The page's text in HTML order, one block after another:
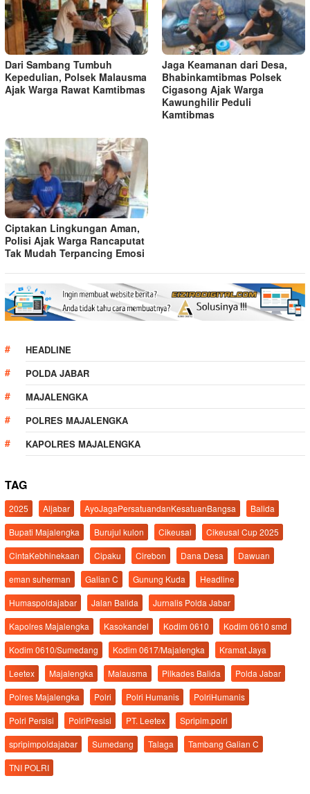
Dari Sambang Tumbuh
Kepedulian, Polsek Malausma
Ajak Warga Rawat Kamtibmas
Jaga Keamanan dari Desa,
Bhabinkamtibmas Polsek
Cigasong Ajak Warga
Kawunghilir Peduli
Kamtibmas
Ciptakan Lingkungan Aman,
Polisi Ajak Warga Rancaputat
Tak Mudah Terpancing Emosi
HEADLINE
POLDA JABAR
MAJALENGKA
POLRES MAJALENGKA
KAPOLRES MAJALENGKA
TAG
2025 Aljabar AyoJagaPersatuandanKesatuanBangsa
Balida
Bupati Majalengka
Burujul kulon Cikeusal
Cikeusal Cup 2025
CintaKebhinekaan
Cipaku Cirebon Dana Desa
Dawuan
eman suherman
Galian C Gunung Kuda
Headline
Humaspoldajabar
Jalan Balida
Jurnalis Polda Jabar
Kapolres Majalengka
Kasokandel Kodim 0610
Kodim 0610 smd
Kodim 0610/Sumedang
Kodim 0617/Majalengka
Kramat Jaya
Leetex
Majalengka Malausma Pilkades Balida
Polda Jabar
Polres Majalengka
Polri Polri Humanis
PolriHumanis
Polri Persisi
PolriPresisi PT. Leetex
Spripim.polri
spripimpoldajabar
Sumedang Talaga
Tambang Galian C
TNI POLRI